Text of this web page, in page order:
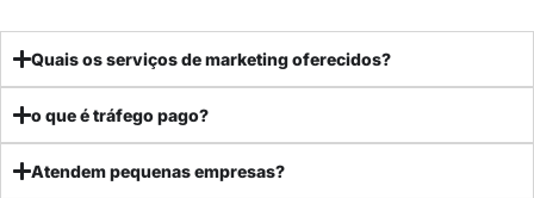
Quais os serviços de marketing oferecidos?
o que é tráfego pago?
Atendem pequenas empresas?